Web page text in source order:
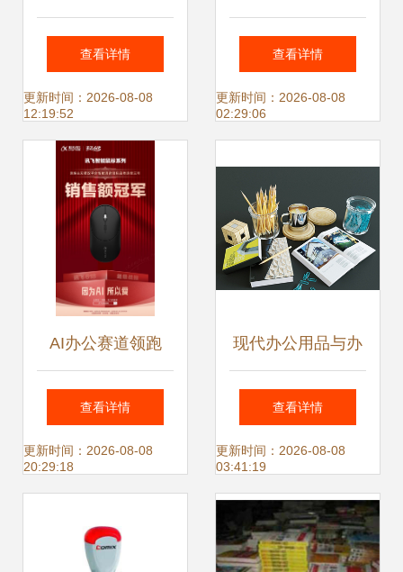
活 XX文具店盛大
开业，一站式购齐
您的日常所需！
查看详情
更新时间：2026-08-08
12:19:52
办理指南 流程详解
与经营范围书写技
公用品销售为例）
查看详情
更新时间：2026-08-08
02:29:06
AI办公赛道领跑
618，讯飞战报揭
示日用品与办公用
查看详情
更新时间：2026-08-08
20:29:18
现代办公用品与办
公室日用品 SU模
型下载与销售新趋
势
查看详情
更新时间：2026-08-08
03:41:19